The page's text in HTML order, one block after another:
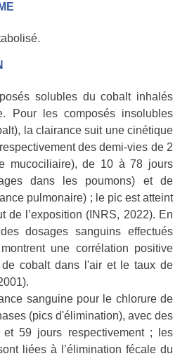
solubles du cobalt inhalés
Pour les composés insolubles
la clairance suit une cinétique
des demi-vies de 2
mucociliaire), de 10 à 78 jours
dans les poumons) et de
pulmonaire) ; le pic est atteint
de l’exposition (INRS, 2022). En
dosages sanguins effectués
une corrélation positive
de cobalt dans l'air et le taux de
sanguine pour le chlorure de
(pics d'élimination), avec des
59 jours respectivement ; les
liées à l’élimination fécale du